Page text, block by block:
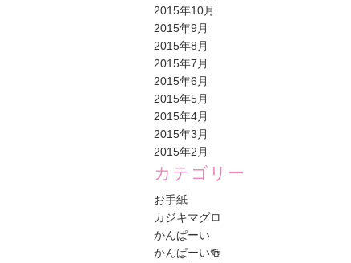
2015年10月
2015年9月
2015年8月
2015年7月
2015年6月
2015年5月
2015年4月
2015年3月
2015年2月
カテゴリー
お手紙
カジキマグロ
かんぱーい
かんぱーい🍻